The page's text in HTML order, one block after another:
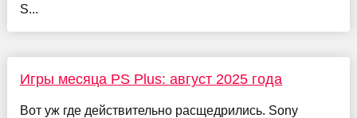
S...
Игры месяца PS Plus: август 2025 года
Вот уж где действительно расщедрились. Sony